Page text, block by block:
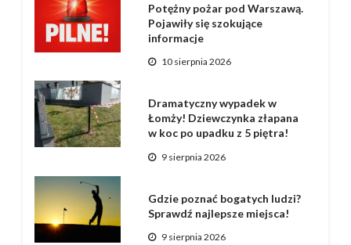
Potężny pożar pod Warszawą.
Pojawiły się szokujące
informacje
10 sierpnia 2026
Dramatyczny wypadek w
Łomży! Dziewczynka złapana
w koc po upadku z 5 piętra!
9 sierpnia 2026
Gdzie poznać bogatych ludzi?
Sprawdź najlepsze miejsca!
9 sierpnia 2026